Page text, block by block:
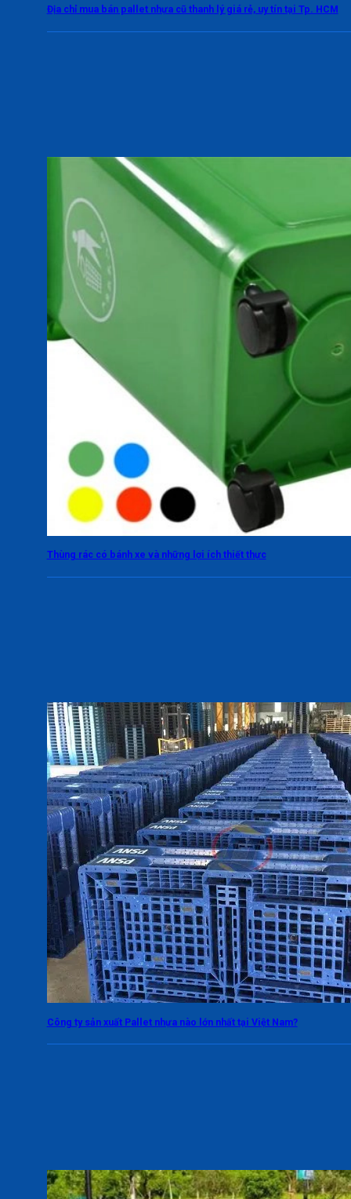
Địa chỉ mua bán pallet nhựa cũ thanh lý giá rẻ, uy tín tại Tp. HCM
Thùng rác có bánh xe và những lợi ích thiết thực
Công ty sản xuất Pallet nhựa nào lớn nhất tại Việt Nam?